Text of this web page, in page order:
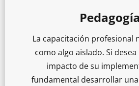
Pedagogía
La capacitación profesional
como algo aislado. Si
impacto de su
fundamental desarrollar